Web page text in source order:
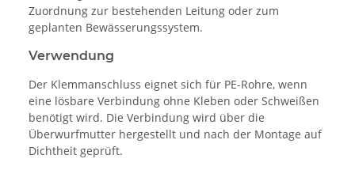
Zuordnung zur bestehenden Leitung oder zum
geplanten Bewässerungssystem.
Verwendung
Der Klemmanschluss eignet sich für PE-Rohre, wenn
eine lösbare Verbindung ohne Kleben oder Schweißen
benötigt wird. Die Verbindung wird über die
Überwurfmutter hergestellt und nach der Montage auf
Dichtheit geprüft.